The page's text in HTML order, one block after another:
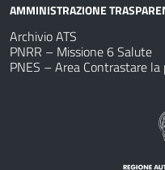
AMMINISTRAZIONE
Archivio ATS
PNRR – Missione 6 Salute
PNES – Area Contrastare